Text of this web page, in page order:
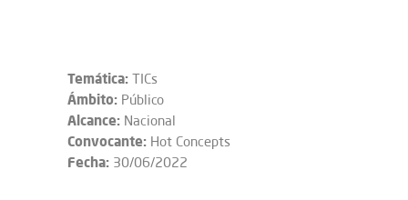
Temática: TICs
Ámbito: Público
Alcance: Nacional
Convocante: Hot Concepts
Fecha: 30/06/2022